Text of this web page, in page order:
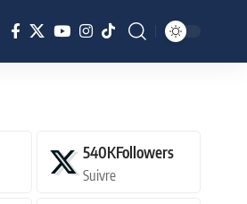
540KFollowers
Suivre